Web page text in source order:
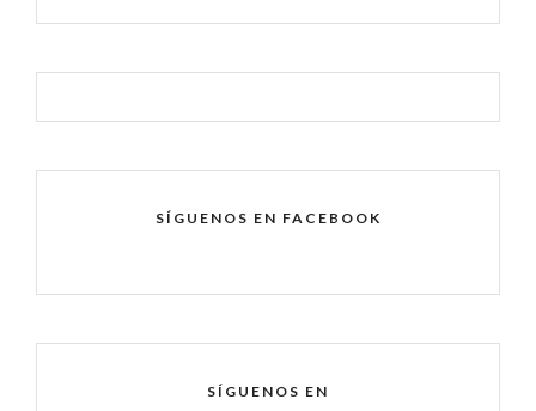
SÍGUENOS EN FACEBOOK
SÍGUENOS EN